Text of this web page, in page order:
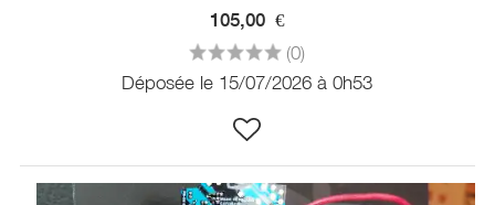
105,00 €
(0)
Déposée le 15/07/2026 à 0h53